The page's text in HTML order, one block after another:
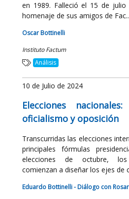
en 1989. Falleció el 15 de julio
homenaje de sus amigos de
Oscar Bottinelli
Instituto Factum
Análisis
10 de Julio de 2024
Elecciones
oficialismo y oposición
Transcurridas las elecciones
principales fórmulas
elecciones de octubre,
comienzan a diseñar los ejes de
Eduardo Bottinelli - Diálogo con